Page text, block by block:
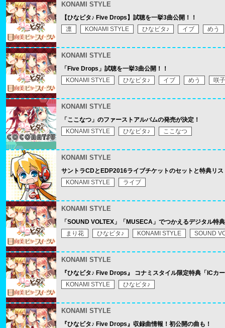
KONAMI STYLE
【ひなビタ♪ Five Drops】試聴を一挙3曲公開！！
凛
KONAMI STYLE ひなビタ♪ イブ めう
KONAMI STYLE
「Five Drops」試聴を一挙3曲公開！！
KONAMI STYLE
ひなビタ♪ イブ めう 咲子
KONAMI STYLE
「ここなつ」のファーストアルバムの発売が決定！
KONAMI STYLE
ひなビタ♪ ここなつ
KONAMI STYLE
サントラCDとEDP2016ライブチケットのセットと特典リス
KONAMI STYLE
ライブ
KONAMI STYLE
「SOUND VOLTEX」「MUSECA」でつかえるデジタル特
まり花
ひなビタ♪ KONAMI STYLE SOUND
KONAMI STYLE
『ひなビタ♪ Five Drops』 コナミスタイル限定特典「ICカ
KONAMI STYLE
ひなビタ♪
KONAMI STYLE
『ひなビタ♪ Five Drops』収録曲情報！初公開の曲も！